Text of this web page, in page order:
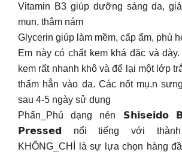
Vitamin B3 giúp dưỡng sáng da,
mụn, thâm nám
Glycerin giúp làm mềm, cấp ẩm, phù
Em này có chất kem khá đặc và
kem rất nhanh khô và để lại một lớp
thấm hẳn vào da. Các nốt mụ.n
sau 4-5 ngày sử dụng
Phấn_Phủ dạng nén
𝗣𝗿𝗲𝘀𝘀𝗲𝗱 nổi tiếng với
KHÔNG_CHÌ là sự lựa chọn hàng